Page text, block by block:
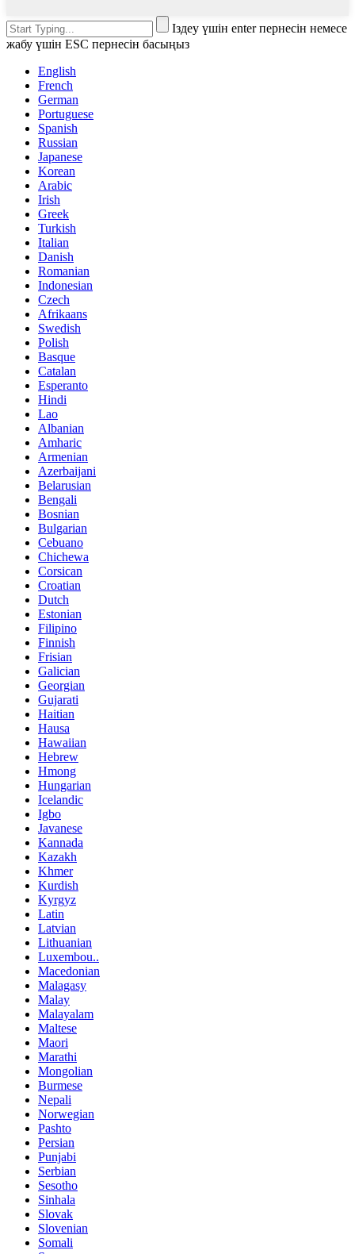
Іздеу үшін enter пернесін немесе
жабу үшін ESC пернесін басыңыз
English
French
German
Portuguese
Spanish
Russian
Japanese
Korean
Arabic
Irish
Greek
Turkish
Italian
Danish
Romanian
Indonesian
Czech
Afrikaans
Swedish
Polish
Basque
Catalan
Esperanto
Hindi
Lao
Albanian
Amharic
Armenian
Azerbaijani
Belarusian
Bengali
Bosnian
Bulgarian
Cebuano
Chichewa
Corsican
Croatian
Dutch
Estonian
Filipino
Finnish
Frisian
Galician
Georgian
Gujarati
Haitian
Hausa
Hawaiian
Hebrew
Hmong
Hungarian
Icelandic
Igbo
Javanese
Kannada
Kazakh
Khmer
Kurdish
Kyrgyz
Latin
Latvian
Lithuanian
Luxembou..
Macedonian
Malagasy
Malay
Malayalam
Maltese
Maori
Marathi
Mongolian
Burmese
Nepali
Norwegian
Pashto
Persian
Punjabi
Serbian
Sesotho
Sinhala
Slovak
Slovenian
Somali